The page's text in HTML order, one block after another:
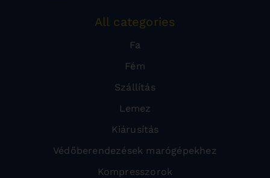
All categories
Fa
Fém
Szállítás
Lemez
Kiárusítás
Védőberendezések marógépekhez
Kompresszorok